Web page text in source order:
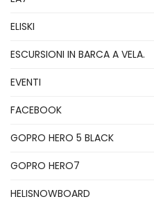
ELISKI
ESCURSIONI IN BARCA A VELA.
EVENTI
FACEBOOK
GOPRO HERO 5 BLACK
GOPRO HERO7
HELISNOWBOARD